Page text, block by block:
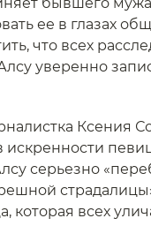
ее в глазах
что всех
уверенно
Ксения
искренности
серьезно
которая всех